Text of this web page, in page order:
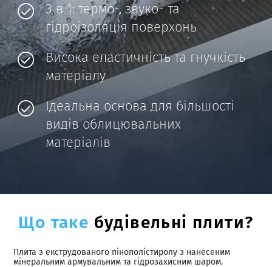
3 в 1: термо-, звуко- та
гідроізоляція поверхонь
Висока еластичність та гнучкість
матеріалу
Ідеальна основа для більшості
видів облицювальних
матеріалів
Що таке будівельні плити?
Плита з екструдованого пінополістиролу з нанесеним
мінеральним армувальним та гідрозахисним шаром.